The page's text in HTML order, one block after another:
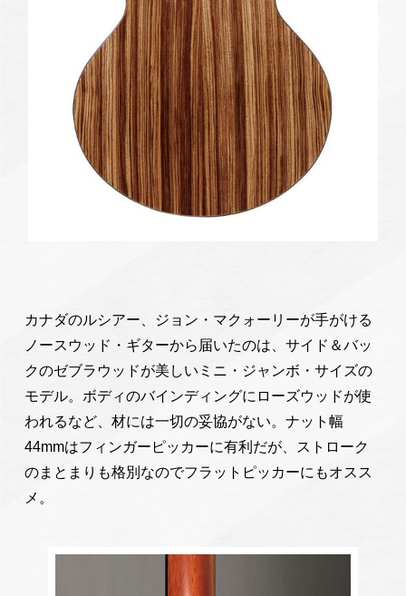
カナダのルシアー、ジョン・マクォーリーが手がける
ノースウッド・ギターから届いたのは、サイド＆バッ
クのゼブラウッドが美しいミニ・ジャンボ・サイズの
モデル。ボディのバインディングにローズウッドが使
われるなど、材には一切の妥協がない。ナット幅
44mmはフィンガーピッカーに有利だが、ストローク
のまとまりも格別なのでフラットピッカーにもオスス
メ。